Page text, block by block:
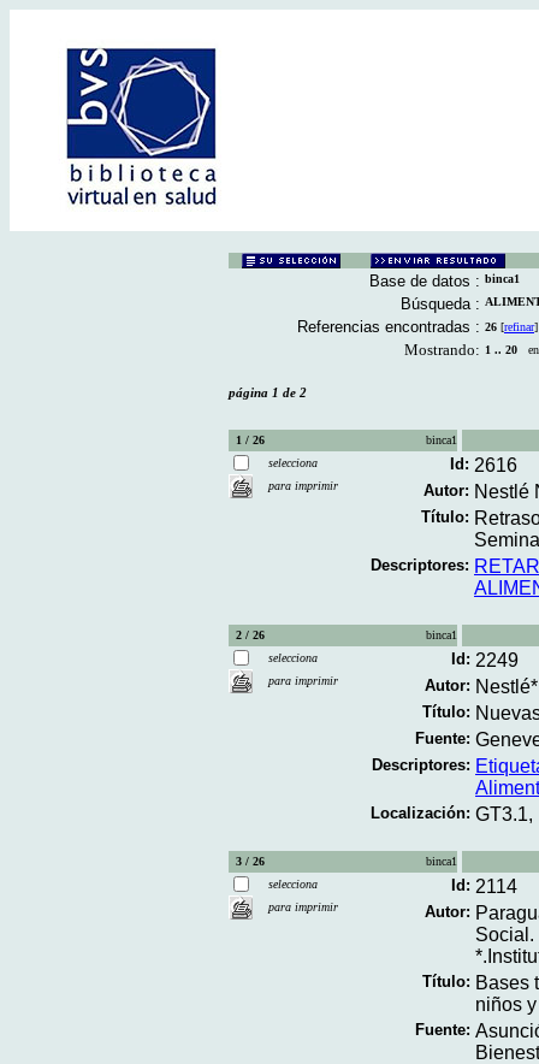
Base de datos : binca1
Búsqueda :
Referencias encontradas : 26 [refinar]
Mostrando: 1 .. 20 en
página 1 de 2
1 / 26
binca1
selecciona
para imprimir
Id: 2616
Autor: Nestlé
Título:
Descriptores:
2 / 26
binca1
selecciona
para imprimir
Id: 2249
Autor:
Título:
Fuente:
Descriptores:
Localización: GT3.1,
3 / 26
binca1
selecciona
para imprimir
Id: 2114
Autor:
Social.
Título: Bases
niños
Fuente: